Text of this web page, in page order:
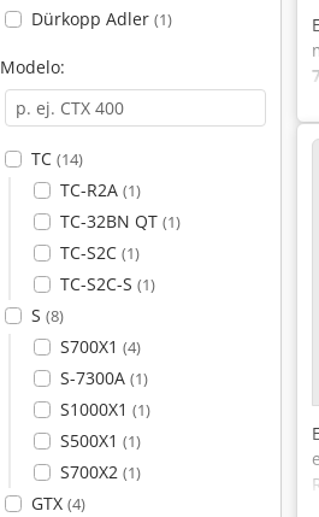
Dürkopp Adler (1)
Modelo:
TC (14)
TC-R2A (1)
TC-32BN QT (1)
TC-S2C (1)
TC-S2C-S (1)
S (8)
S700X1 (4)
S-7300A (1)
S1000X1 (1)
S500X1 (1)
S700X2 (1)
GTX (4)